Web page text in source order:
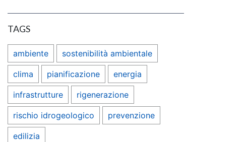
TAGS
ambiente sostenibilità ambientale
clima pianificazione energia
infrastrutture rigenerazione
rischio idrogeologico prevenzione
edilizia